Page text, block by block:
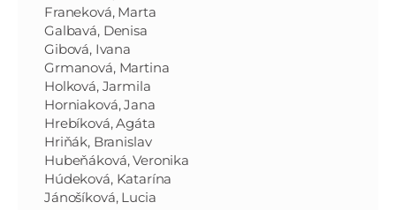
Franeková, Marta
Galbavá, Denisa
Gibová, Ivana
Grmanová, Martina
Holková, Jarmila
Horniaková, Jana
Hrebíková, Agáta
Hriňák, Branislav
Hubeňáková, Veronika
Húdeková, Katarína
Jánošíková, Lucia